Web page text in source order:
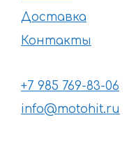
Доставка
Контакты
+7 985 769-83-06
info@motohit.ru